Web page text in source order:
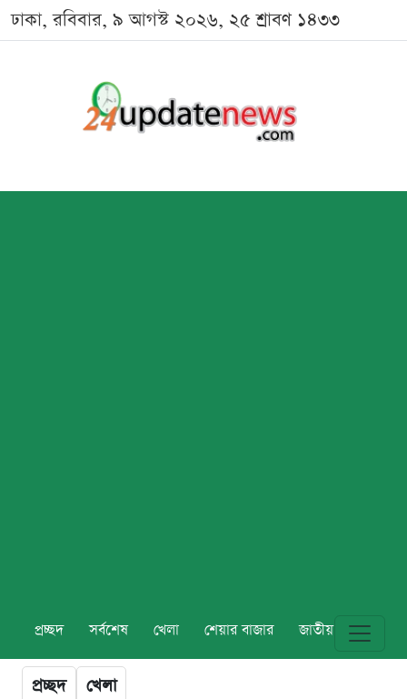
ঢাকা, রবিবার, ৯ আগস্ট ২০২৬, ২৫ শ্রাবণ ১৪৩৩
প্রচ্ছদ সর্বশেষ খেলা শেয়ার বাজার জাতীয় বিশ্ব
প্রচ্ছদ খেলা